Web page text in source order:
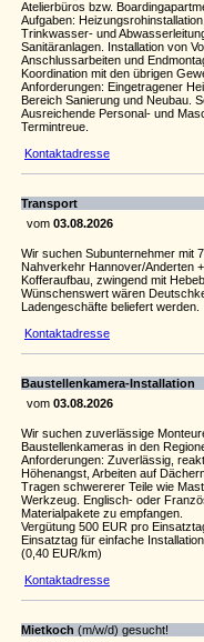
Atelierbüros bzw.
Aufgaben:
Trinkwasser- und
Sanitäranlagen. Installation von
Anschlussarbeiten und
Koordination mit den übrigen
Anforderungen: Eingetragener
Bereich Sanierung und Neubau.
Ausreichende Personal- und
Termintreue.
Kontaktadresse
Transport
vom 03.08.2026
Wir suchen Subunternehmer mit
Nahverkehr Hannover/Anderten
Kofferaufbau, zwingend mit
Wünschenswert wären
Ladengeschäfte beliefert werden.
Kontaktadresse
Baustellenkamera-Installation
vom 03.08.2026
Wir suchen zuverlässige
Baustellenkameras in den
Anforderungen: Zuverlässig,
Höhenangst, Arbeiten auf
Tragen schwererer Teile wie
Werkzeug. Englisch- oder
Materialpakete zu empfangen.
Vergütung 500 EUR pro
Einsatztag für einfache
(0,40 EUR/km)
Kontaktadresse
Mietkoch (m/w/d) gesucht!